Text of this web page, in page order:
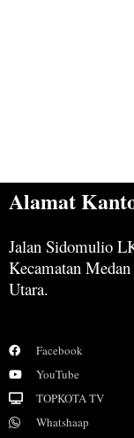
Alamat
Jalan Sidomulio
Kecamatan
Utara.
Facebook
YouTube
TOPKOTA TV
Whatshaap